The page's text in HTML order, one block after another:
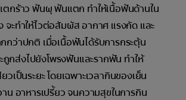
ตกร้าว ฟันผุ ฟันแตก ทำให้เนื้อฟันด้านใน
จะทำให้ไวต่อสัมผัส อากาศ แรงกัด และ
กว่าปกติ เมื่อเนื้อฟันได้รับการกระตุ้น
ส่งไปยังโพรงฟันและรากฟัน ทำให้
เป็นระยะ โดยเฉพาะเวลากินของเย็น
น อาหารเปรี้ยว จนความสุขในการกิน